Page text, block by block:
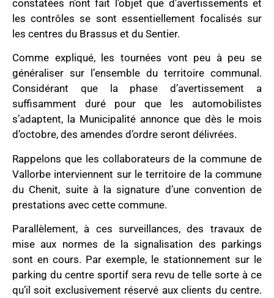
constatées n’ont fait l’objet que d’avertissements et
les contrôles se sont essentiellement focalisés sur
les centres du Brassus et du Sentier.
Comme expliqué, les tournées vont peu à peu se
généraliser sur l’ensemble du territoire communal.
Considérant que la phase d’avertissement a
suffisamment duré pour que les automobilistes
s’adaptent, la Municipalité annonce que dès le mois
d’octobre, des amendes d’ordre seront délivrées.
Rappelons que les collaborateurs de la commune de
Vallorbe interviennent sur le territoire de la commune
du Chenit, suite à la signature d’une convention de
prestations avec cette commune.
Parallèlement, à ces surveillances, des travaux de
mise aux normes de la signalisation des parkings
sont en cours. Par exemple, le stationnement sur le
parking du centre sportif sera revu de telle sorte à ce
qu’il soit exclusivement réservé aux clients du centre.